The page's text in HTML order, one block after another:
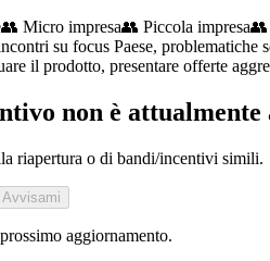
👥 Micro impresa👥 Piccola impresa👥
su focus Paese,
il prodotto, presentare offerte
non è
riapertura o di bandi/incentivi simili.
Avvisami
aggiornamento.